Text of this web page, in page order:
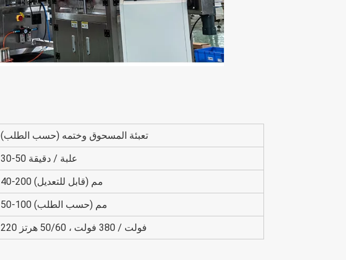
تعبئة المسحوق وختمه (حسب الطلب)
30-50 علبة / دقيقة
40-200 مم (قابل للتعديل)
50-100 مم (حسب الطلب)
220 فولت / 380 فولت ، 50/60 هرتز